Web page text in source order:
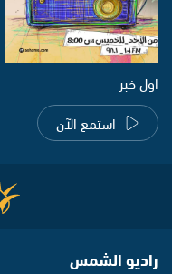
اول خبر
استمع الآن
راديو الشمس